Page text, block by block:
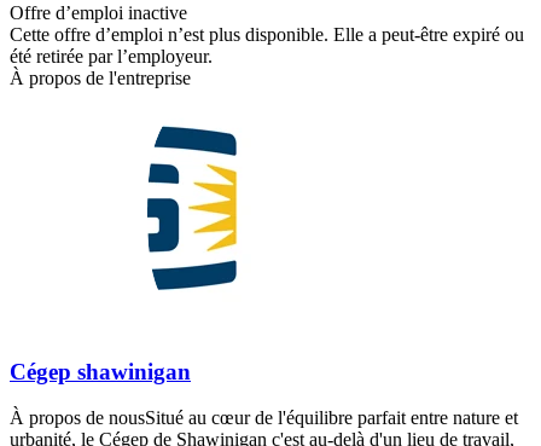
Offre d’emploi inactive
Cette offre d’emploi n’est plus disponible. Elle a peut-être expiré ou
été retirée par l’employeur.
À propos de l'entreprise
Cégep shawinigan
À propos de nousSitué au cœur de l'équilibre parfait entre nature et
urbanité, le Cégep de Shawinigan c'est au-delà d'un lieu de travail,